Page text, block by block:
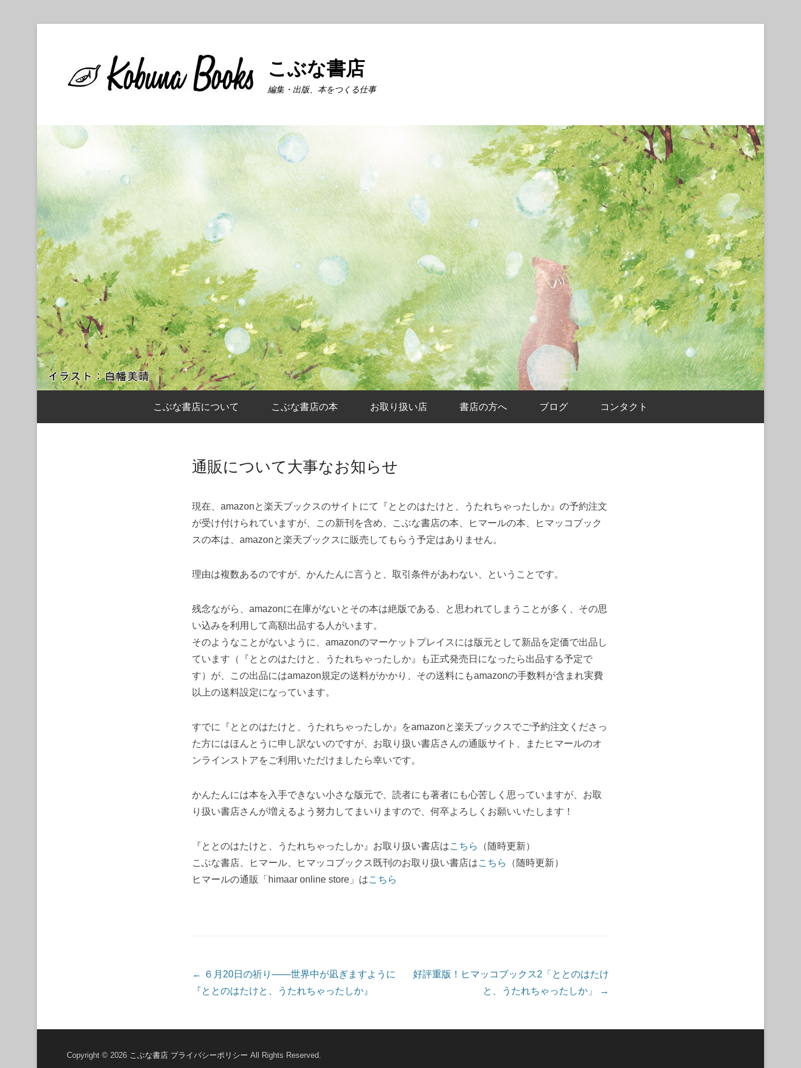
こぶな書店
編集・出版、本をつくる仕事
こぶな書店について
こぶな書店の本 お取り扱い店 書店の方へ ブログ コンタクト
通販について大事なお知らせ
現在、amazonと楽天ブックスのサイトにて『ととのはたけと、うたれちゃったしか』の予約注文
が受け付けられていますが、この新刊を含め、こぶな書店の本、ヒマールの本、ヒマッコブック
スの本は、amazonと楽天ブックスに販売してもらう予定はありません。
理由は複数あるのですが、かんたんに言うと、取引条件があわない、ということです。
残念ながら、amazonに在庫がないとその本は絶版である、と思われてしまうことが多く、その思
い込みを利用して高額出品する人がいます。
そのようなことがないように、amazonのマーケットプレイスには版元として新品を定価で出品し
ています（『ととのはたけと、うたれちゃったしか』も正式発売日になったら出品する予定で
す）が、この出品にはamazon規定の送料がかかり、その送料にもamazonの手数料が含まれ実費
以上の送料設定になっています。
すでに『ととのはたけと、うたれちゃったしか』をamazonと楽天ブックスでご予約注文くださっ
た方にはほんとうに申し訳ないのですが、お取り扱い書店さんの通販サイト、またヒマールのオ
ンラインストアをご利用いただけましたら幸いです。
かんたんには本を入手できない小さな版元で、読者にも著者にも心苦しく思っていますが、お取
り扱い書店さんが増えるよう努力してまいりますので、何卒よろしくお願いいたします！
『ととのはたけと、うたれちゃったしか』お取り扱い書店はこちら
（随時更新）
こぶな書店、ヒマール、ヒマッコブックス既刊のお取り扱い書店はこちら
（随時更新）
ヒマールの通販「himaar online store」はこちら
投稿ナビゲーション
←
６月20日の祈り――世界中が凪ぎますように
『ととのはたけと、うたれちゃったしか』
好評重版！ヒマッコブックス2「ととのはたけ
と、うたれちゃったしか」
→
Copyright © 2026 こぶな書店 プライバシーポリシー All Rights Reserved.